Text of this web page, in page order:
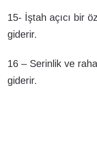
15- İştah açıcı bir
giderir.
16 – Serinlik ve
giderir.